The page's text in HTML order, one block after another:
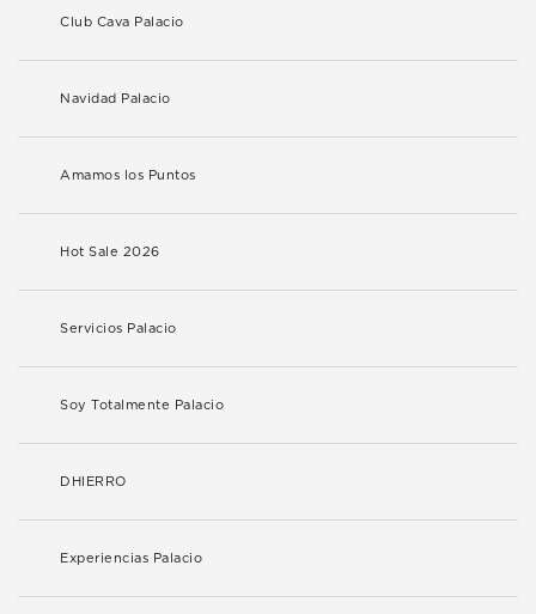
Club Cava Palacio
Navidad Palacio
Amamos los Puntos
Hot Sale 2026
Servicios Palacio
Soy Totalmente Palacio
DHIERRO
Experiencias Palacio